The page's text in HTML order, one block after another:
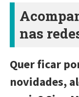
nas
Quer ficar
novidades,